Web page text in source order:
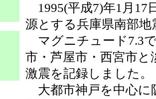
1995(平成7)年1月17
源とする兵庫県南部
マグニチュード7.3
市・芦屋市・西宮市
激震を記録しました。
大都市神戸を中心に